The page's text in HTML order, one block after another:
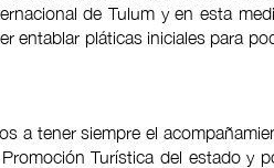
de Tulum y en esta
entablar pláticas iniciales para
a tener siempre el
Turística del estado y